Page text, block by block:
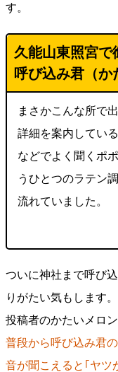
す。
久能山東照宮で
呼び込み君（か
まさかこんな所で
詳細を案内してい
などでよく聞くポ
うひとつのラテン
流れていました。
ついに神社まで呼び
りがたい気もします
投稿者のかたいメロ
普段から呼び込み君
音が聞こえると｢ヤツ